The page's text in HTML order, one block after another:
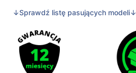
↓Sprawdź listę pasujących modeli↓